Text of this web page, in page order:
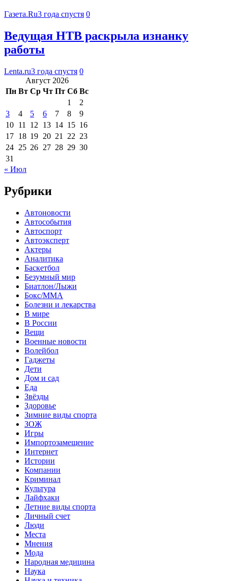
Газета.Ru3 года спустя 0
Ведущая НТВ раскрыла изнанку
работы
Lenta.ru3 года спустя 0
Август 2026
Пн Вт Ср Чт Пт Сб Вс
1
2
3
4 5 6 7 8
9
10 11 12 13 14 15 16
17 18 19 20 21 22 23
24 25 26 27 28 29 30
31
« Июл
Рубрики
Автоновости
Автособытия
Автоспорт
Автоэксперт
Актеры
Аналитика
Баскетбол
Безумный мир
Биатлон/Лыжи
Бокс/MMA
Болезни и лекарства
В мире
В России
Вещи
Военные новости
Волейбол
Гаджеты
Дети
Дом и сад
Еда
Звёзды
Здоровье
Зимние виды спорта
ЗОЖ
Игры
Импортозамещение
Интернет
Истории
Компании
Криминал
Культура
Лайфхаки
Летние виды спорта
Личный счет
Люди
Места
Мнения
Мода
Народная медицина
Наука